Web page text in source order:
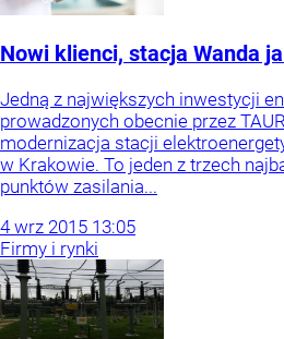
Nowi klienci, stacja Wanda
Jedną z największych inwestycji
prowadzonych obecnie przez
modernizacja stacji
w Krakowie. To jeden z trzech
punktów zasilania...
4 wrz 2015 13:05
Firmy i rynki